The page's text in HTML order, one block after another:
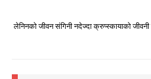
लेनिनको जीवन संगिनी नदेज्दा क्रुप्स्कायाको जीवनी